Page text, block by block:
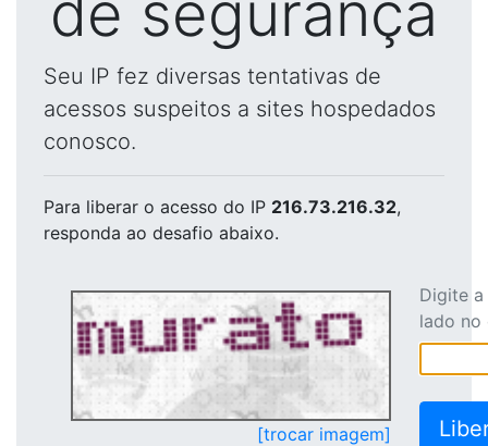
Seu IP fez diversas tentativas de
acessos suspeitos a sites hospedados
conosco.
Para liberar o acesso do IP 216.73.216.32,
responda ao desafio abaixo.
[trocar imagem]
Digite
lado no